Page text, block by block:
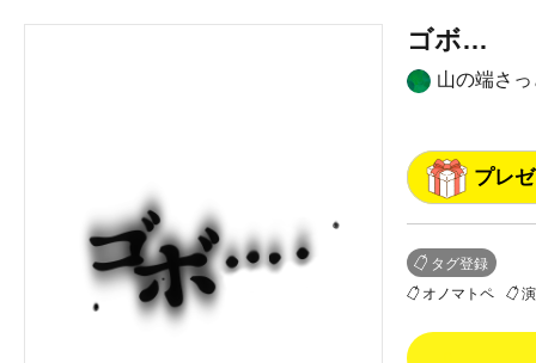
ゴボ…
山の端さっ
プレ
タグ登録
オノマトペ